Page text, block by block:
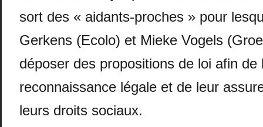
sort des « aidants-proches » pour
Gerkens (Ecolo) et Mieke Vogels
déposer des propositions de loi afin de
reconnaissance légale et de leur
leurs droits sociaux.